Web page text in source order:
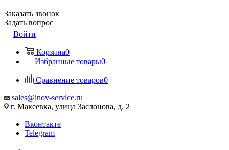
Заказать звонок
Задать вопрос
Войти
Корзина0
Избранные товары0
Сравнение товаров0
sales@inov-service.ru
г. Макеевка, улица Заслонова, д. 2
Вконтакте
Telegram